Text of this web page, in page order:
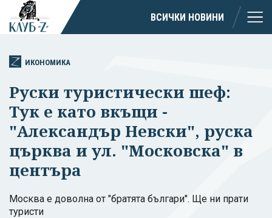
ВСИЧКИ НОВИНИ
ИКОНОМИКА
Руски туристически шеф:
Тук е като вкъщи -
"Александър Невски", руска
църква и ул. "Московска" в
центъра
Москва е доволна от "братята българи". Ще ни прати
туристи